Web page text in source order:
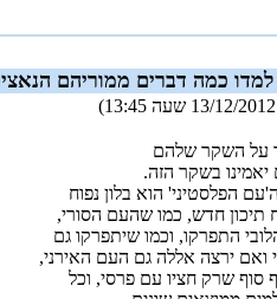
כמה דברים ממוריהם
על השקר שלהם
יאמינו בשקר הזה.
הפלסטיני' הוא בלון נפוח
תיכון חדש, כמו שהעם הסורי,
התפרקו, וכמו שיתפרקו גם
ואם ירצה אללה גם העם האירני,
סוף שרק חציו עם פרסי, וכל